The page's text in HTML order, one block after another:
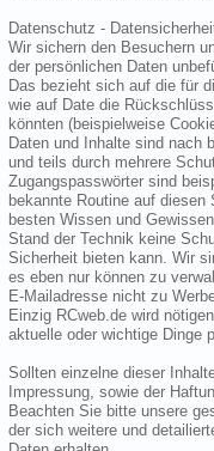
Datenschutz -
Wir sichern den Besuchern
der persönlichen Daten
Das bezieht sich auf die für
wie auf Date die
könnten (beispielweise
Daten und Inhalte sind nach
und teils durch mehrere
Zugangspasswörter sind
bekannte Routine auf
besten Wissen und
Stand der Technik keine
Sicherheit bieten kann. Wir
es eben nur können zu
E-Mailadresse nicht zu
Einzig RCweb.de wird
aktuelle oder wichtige Dinge
Sollten einzelne dieser
Impressung, sowie der
Beachten Sie bitte unsere
der sich weitere und